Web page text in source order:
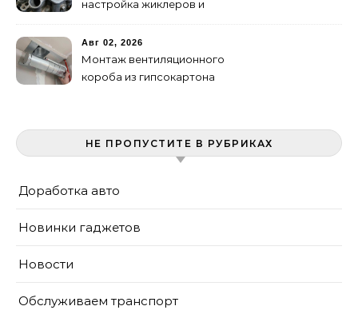
настройка жиклеров и
Авг 02, 2026
Монтаж вентиляционного
короба из гипсокартона
НЕ ПРОПУСТИТЕ В РУБРИКАХ
Доработка авто
Новинки гаджетов
Новости
Обслуживаем транспорт